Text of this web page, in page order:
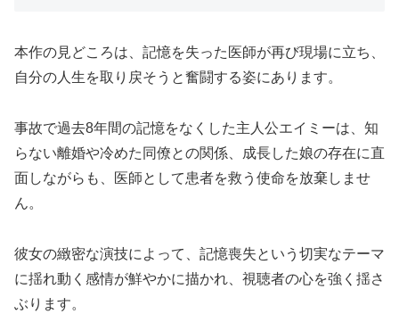
本作の見どころは、記憶を失った医師が再び現場に立ち、
自分の人生を取り戻そうと奮闘する姿にあります。
事故で過去8年間の記憶をなくした主人公エイミーは、知
らない離婚や冷めた同僚との関係、成長した娘の存在に直
面しながらも、医師として患者を救う使命を放棄しませ
ん。
彼女の緻密な演技によって、記憶喪失という切実なテーマ
に揺れ動く感情が鮮やかに描かれ、視聴者の心を強く揺さ
ぶります。